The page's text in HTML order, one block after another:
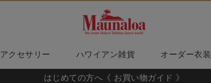
アクセサリー ハワイアン雑貨 オーダー衣装
はじめての方へ《 お買い物ガイド 》